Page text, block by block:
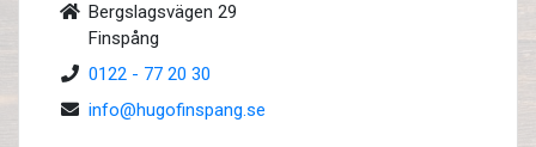
Bergslagsvägen 29
Finspång
0122 - 77 20 30
info@hugofinspang.se